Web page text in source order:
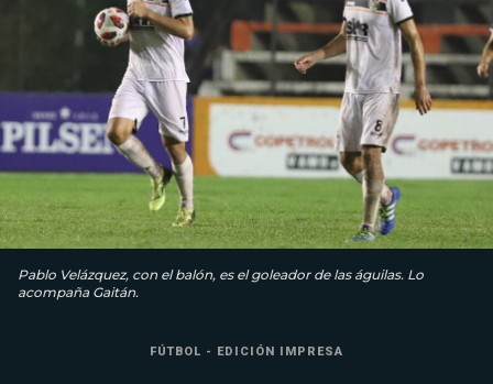
Pablo Velázquez, con el balón, es el goleador de las águilas. Lo
acompaña Gaitán.
FÚTBOL - EDICIÓN IMPRESA